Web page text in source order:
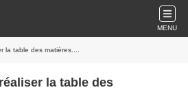
MENU
la table des matières....
la table des